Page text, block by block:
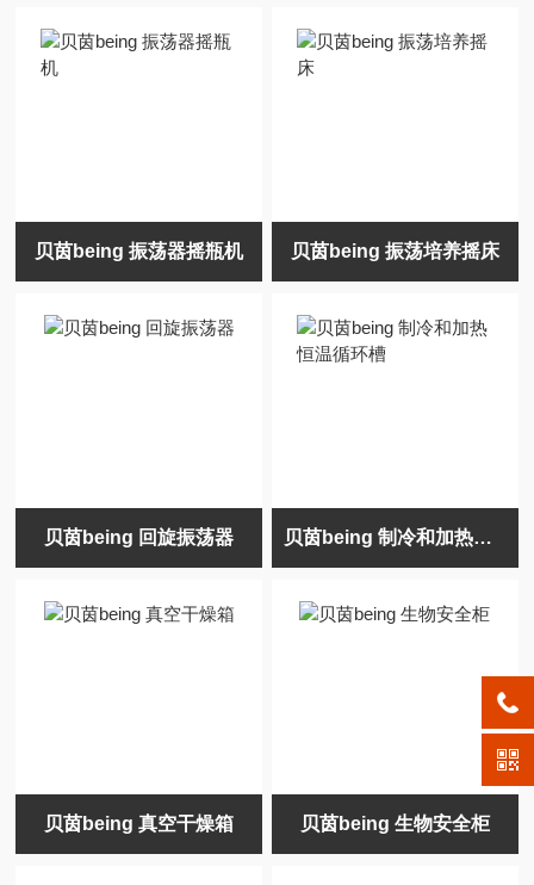
贝茵being 振荡器摇瓶机 贝茵being 振荡培养摇床
贝茵being 回旋振荡器 贝茵being 制冷和加热恒温循环槽
贝茵being 真空干燥箱 贝茵being 生物安全柜